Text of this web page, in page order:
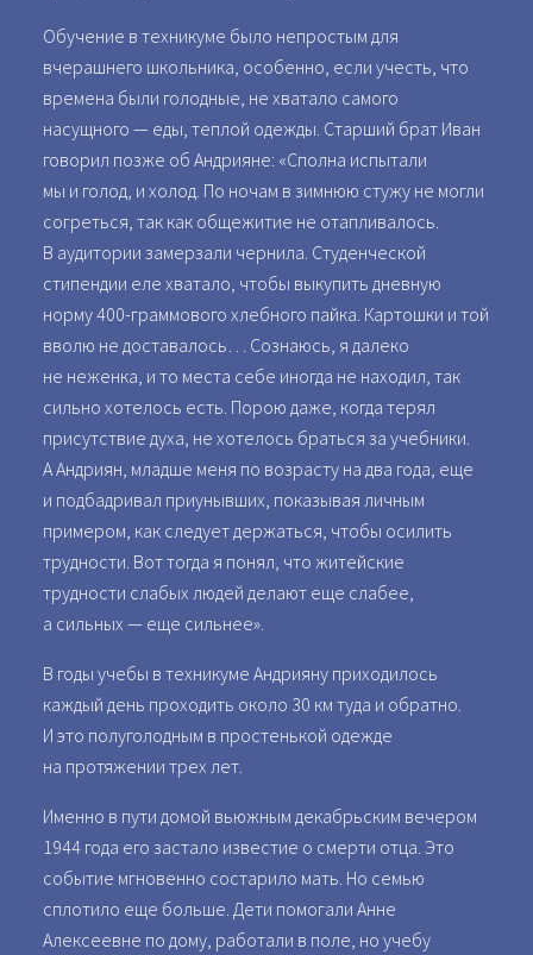
Обучение в техникуме было непростым для
вчерашнего школьника, особенно, если учесть, что
времена были голодные, не хватало самого
насущного — еды, теплой одежды. Старший брат Иван
говорил позже об Андрияне: «Сполна испытали
мы и голод, и холод. По ночам в зимнюю стужу не могли
согреться, так как общежитие не отапливалось.
В аудитории замерзали чернила. Студенческой
стипендии еле хватало, чтобы выкупить дневную
норму 400-граммового хлебного пайка. Картошки и той
вволю не доставалось… Сознаюсь, я далеко
не неженка, и то места себе иногда не находил, так
сильно хотелось есть. Порою даже, когда терял
присутствие духа, не хотелось браться за учебники.
А Андриян, младше меня по возрасту на два года, еще
и подбадривал приунывших, показывая личным
примером, как следует держаться, чтобы осилить
трудности. Вот тогда я понял, что житейские
трудности слабых людей делают еще слабее,
а сильных — еще сильнее».
В годы учебы в техникуме Андрияну приходилось
каждый день проходить около 30 км туда и обратно.
И это полуголодным в простенькой одежде
на протяжении трех лет.
Именно в пути домой вьюжным декабрьским вечером
1944 года его застало известие о смерти отца. Это
событие мгновенно состарило мать. Но семью
сплотило еще больше. Дети помогали Анне
Алексеевне по дому, работали в поле, но учебу